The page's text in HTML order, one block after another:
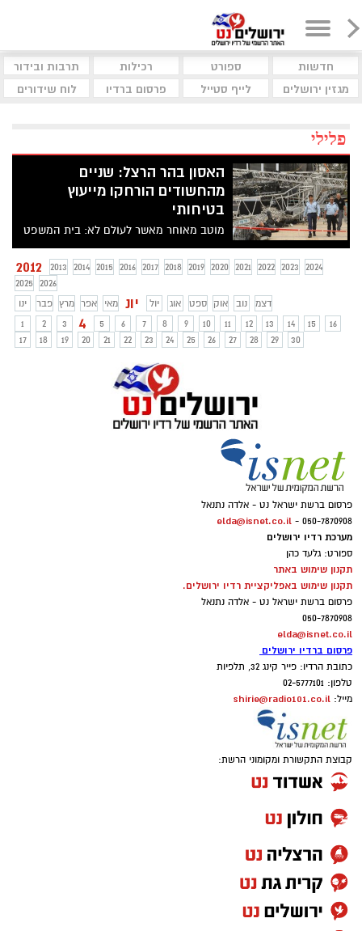
חדשות ספורט רכילות
תרבות ובידור
מגזין ירושלים
לייף סטייל פרסום ברדיו לוח שידורים
פלילי
האסון בהר הרצל: שניים
מהחשודים הורחקו מייעוץ
בטיחותי
מוטב מאוחר מאשר לעולם לא: בית המשפט
המחוזי קבע כי יצחק צוקר ואורן ורשבסקי לא
יוכלו לעסוק בייעוץ בטיחותי למשך שלושה2012 2013 2014 2015 2016 2017 2018 2019 2020 2021 2022 2023
2024
2025
2026
ינו
פבר מרץ אפר מאי יונ יול אוג ספט אוק נוב
דצמ
1
2 3 4 5 6 7 8 9 10 11 12 13 14 15
16
17
18 19 20 21 22 23 24 25 26 27 28 29 30
פרסום ברשת ישראל נט - אלדה נתנאל
050-7870908 -
elda@isnet.co.il
מערכת רדיו ירושלים
ספורט: גלעד כהן
תקנון שימוש באתר
תקנון שימוש באפליקציית רדיו ירושלים.
פרסום ברשת ישראל נט - אלדה נתנאל
050-7870908
elda@isnet.co.il
פרסום ברדיו ירושלים
כתובת הרדיו: פייר קינג 32, תלפיות
טלפון: 02-5777101
מייל: shirie@radio101.co.il
קבוצת התקשורת ומקומוני הרשת: